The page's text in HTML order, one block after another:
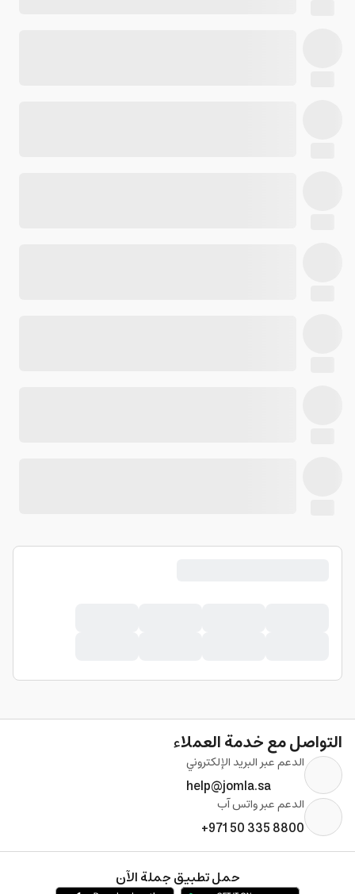
التواصل مع خدمة العملاء
الدعم عبر البريد الإلكتروني
help@jomla.sa
الدعم عبر واتس آب
+971 50 335 8800
حمل تطبيق جملة الآن